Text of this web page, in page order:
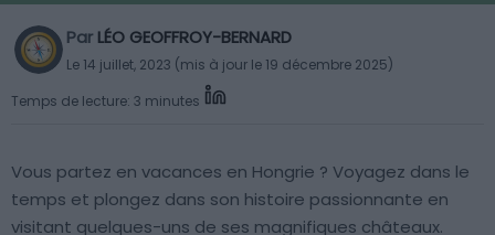
Par LÉO GEOFFROY-BERNARD
Le 14 juillet, 2023 (mis à jour le 19 décembre 2025)
Temps de lecture: 3 minutes
Vous partez en vacances en Hongrie ? Voyagez dans le
temps et plongez dans son histoire passionnante en
visitant quelques-uns de ses magnifiques châteaux.